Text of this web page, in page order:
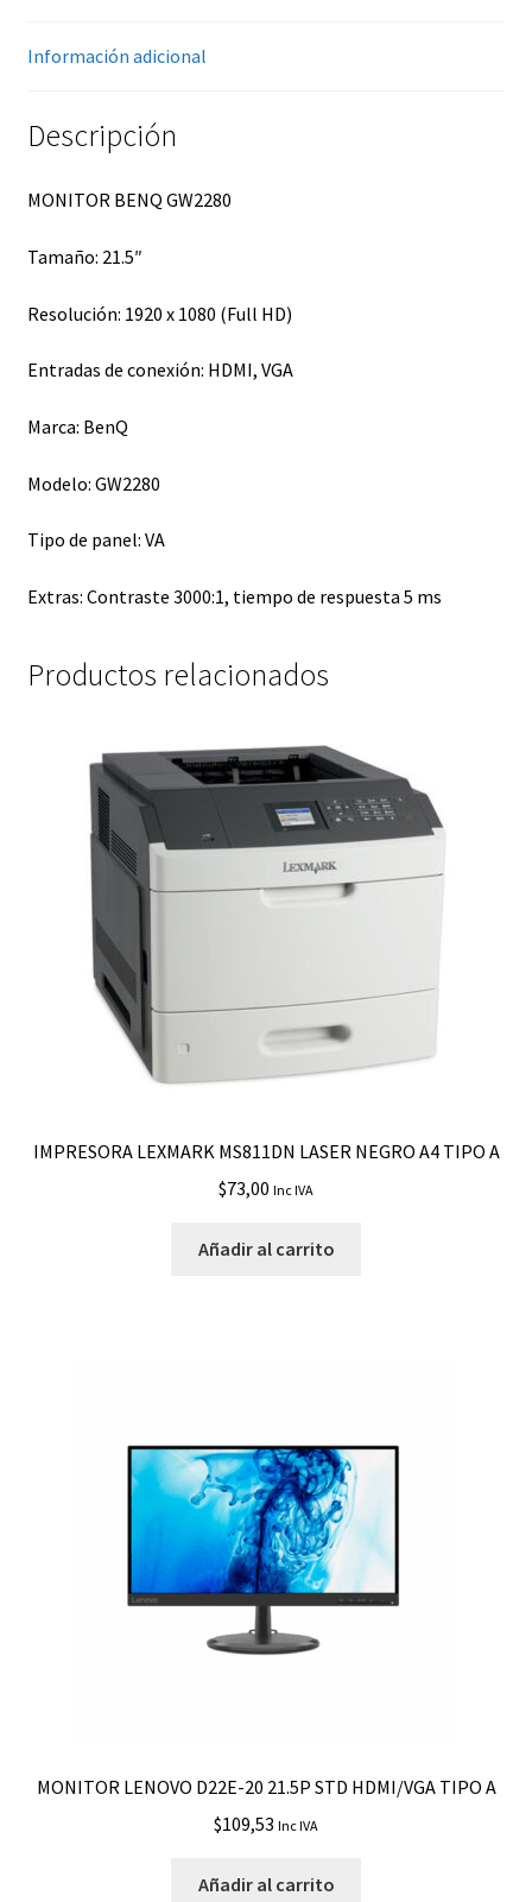
Información adicional
Descripción
MONITOR BENQ GW2280
Tamaño: 21.5″
Resolución: 1920 x 1080 (Full HD)
Entradas de conexión: HDMI, VGA
Marca: BenQ
Modelo: GW2280
Tipo de panel: VA
Extras: Contraste 3000:1, tiempo de respuesta 5 ms
Productos relacionados
IMPRESORA LEXMARK MS811DN LASER NEGRO A4 TIPO A
$73,00 Inc IVA
Añadir al carrito
MONITOR LENOVO D22E-20 21.5P STD HDMI/VGA TIPO A
$109,53 Inc IVA
Añadir al carrito